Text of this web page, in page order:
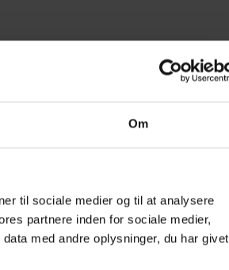
Om
til sociale medier og til at analysere
partnere inden for sociale medier,
med andre oplysninger, du har givet